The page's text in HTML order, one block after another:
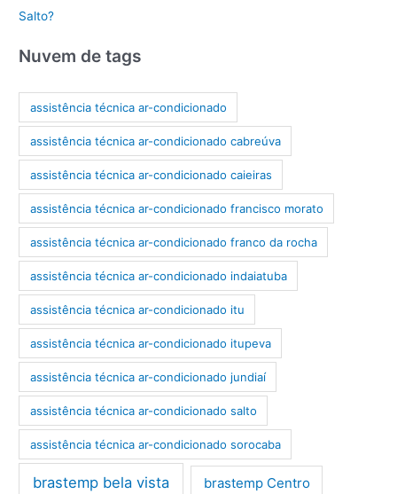
Salto?
Nuvem de tags
assistência técnica ar-condicionado
assistência técnica ar-condicionado cabreúva
assistência técnica ar-condicionado caieiras
assistência técnica ar-condicionado francisco morato
assistência técnica ar-condicionado franco da rocha
assistência técnica ar-condicionado indaiatuba
assistência técnica ar-condicionado itu
assistência técnica ar-condicionado itupeva
assistência técnica ar-condicionado jundiaí
assistência técnica ar-condicionado salto
assistência técnica ar-condicionado sorocaba
brastemp bela vista brastemp Centro